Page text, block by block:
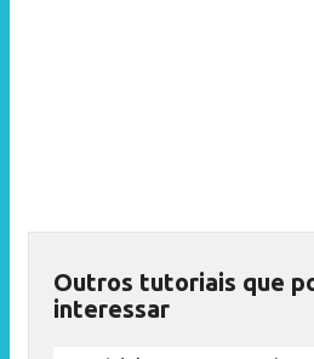
Outros tutoriais que
interessar